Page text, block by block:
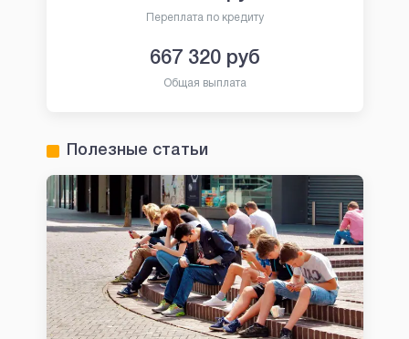
Переплата по кредиту
667 320руб
Общая выплата
Полезные статьи